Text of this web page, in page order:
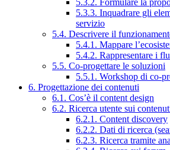
5.3.2. Formulare la
5.3.3. Inquadrare gli
servizio
5.4. Descrivere il
5.4.1. Mappare
5.4.2. Rappresentare i
5.5. Co-progettare le soluzioni
5.5.1. Workshop di co-
6. Progettazione dei contenuti
6.1. Cos’è il content design
6.2. Ricerca utente sui
6.2.1. Content discovery
6.2.2. Dati di ricerca
6.2.3. Ricerca tramite